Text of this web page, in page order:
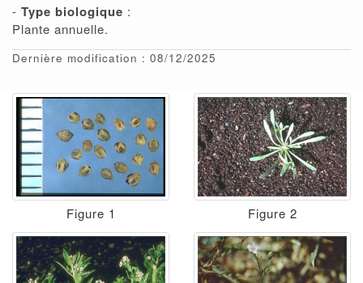
- Type biologique :
Plante annuelle.
Dernière modification : 08/12/2025
Figure 1 Figure 2